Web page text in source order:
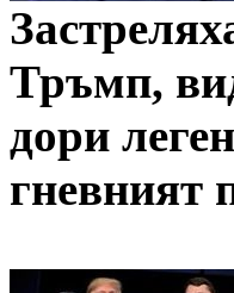
Тръмп,
дори
гневният